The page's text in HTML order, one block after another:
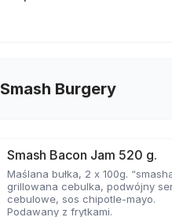
Smash Burgery
Smash Bacon Jam 520 g.
Maślana bułka, 2 x 100g.
grillowana cebulka, podwójny
cebulowe, sos chipotle-mayo.
Podawany z frytkami.